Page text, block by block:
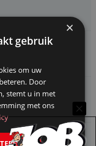
×
gebruik
om uw
Door
stemt u in met
met ons